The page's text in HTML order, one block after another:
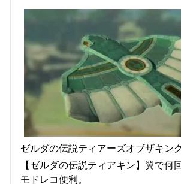
ゼルダの伝説ティアーズオブザキン
【ゼルダの伝説ティアキン】翼で何
モドレコ便利。